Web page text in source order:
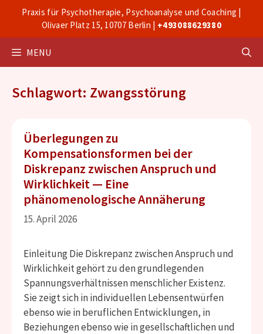
springen
Praxis für Psychotherapie, Psychoanalyse und Coaching |
Olivaer Platz 15, 10707 Berlin | +493088629380
MENU
Schlagwort: Zwangsstörung
Überlegungen zu
Kompensationsformen bei der
Diskrepanz zwischen Anspruch und
Wirklichkeit — Eine
phänomenologische Annäherung
15. April 2026
Einleitung Die Diskrepanz zwischen Anspruch und
Wirklichkeit gehört zu den grundlegenden
Spannungsverhältnissen menschlicher Existenz.
Sie zeigt sich in individuellen Lebensentwürfen
ebenso wie in beruflichen Entwicklungen, in
Beziehungen ebenso wie in gesellschaftlichen und